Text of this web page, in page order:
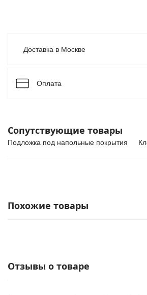
Доставка в Москве
Оплата
Сопутствующие товары
Подложка под напольные покрытия
Похожие товары
Отзывы о товаре